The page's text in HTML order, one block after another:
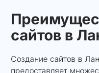
сайтов в
Создание сайтов в
предоставляет